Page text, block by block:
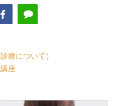
療について）
座